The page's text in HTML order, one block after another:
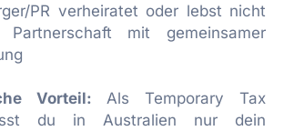
PR verheiratet oder lebst nicht
mit gemeinsamer
Vorteil: Als Temporary Tax
du in Australien nur dein